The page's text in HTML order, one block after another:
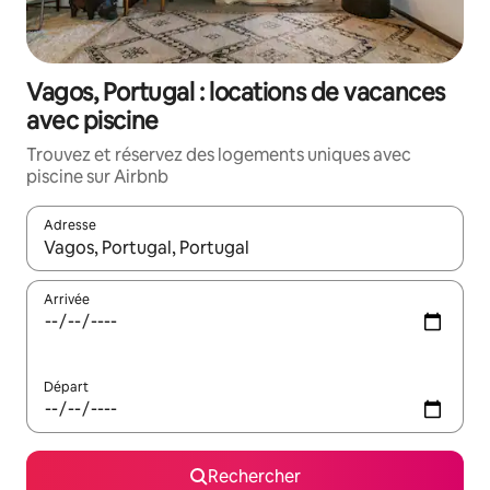
Vagos, Portugal : locations de vacances
avec piscine
Trouvez et réservez des logements uniques avec
piscine sur Airbnb
Adresse
Lorsque les résultats s'affichent, utilisez les flèches vers le
Arrivée
Départ
Rechercher